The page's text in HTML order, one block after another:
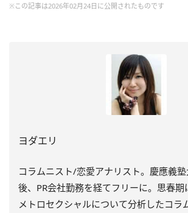
※この記事は2026年02月24日に公開されたものです
ヨダエリ
コラムニスト/恋愛アナリスト。慶應義
後、PR会社勤務を経てフリーに。思春期
メトロセクシャルについて分析したコラ